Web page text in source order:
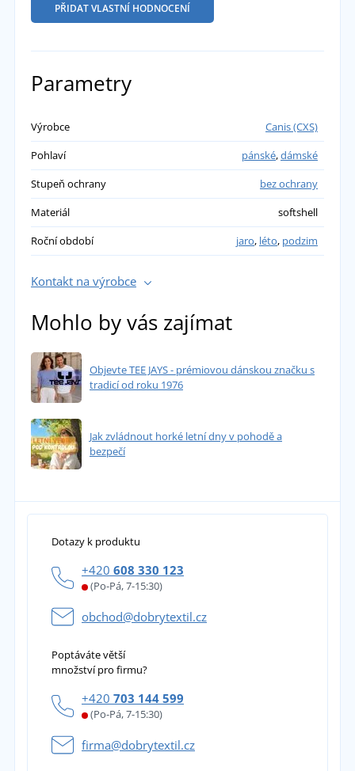
PŘIDAT VLASTNÍ HODNOCENÍ
Parametry
Výrobce
Canis (CXS)
Pohlaví
pánské,dámské
Stupeň ochrany
bez ochrany
Materiál
softshell
Roční období
jaro, léto, podzim
Kontakt na výrobce
Mohlo by vás zajímat
Objevte TEE JAYS - prémiovou dánskou značku s
tradicí od roku 1976
Jak zvládnout horké letní dny v pohodě a
bezpečí
Dotazy k produktu
+420 608 330 123
(Po-Pá, 7-15:30)
obchod@dobrytextil.cz
Poptáváte větší
množství pro firmu?
+420 703 144 599
(Po-Pá, 7-15:30)
firma@dobrytextil.cz